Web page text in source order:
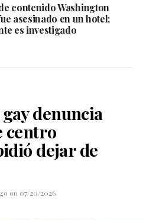
contenido Washington
asesinado en un hotel;
es investigado
denuncia
centro
dejar de
on 07/20/2026